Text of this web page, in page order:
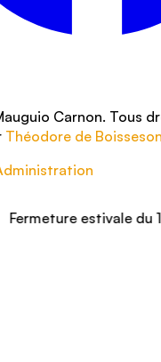
Carnon. Tous
Théodore de Boisseson
estivale du 1er